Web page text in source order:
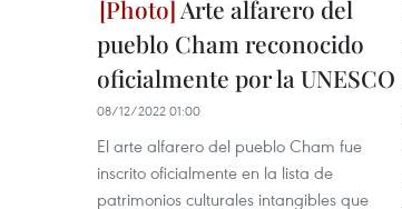
Arte alfarero del
pueblo Cham reconocido
oficialmente por la UNESCO
08/12/2022 01:00
El arte alfarero del pueblo Cham fue
inscrito oficialmente en la lista de
patrimonios culturales intangibles que